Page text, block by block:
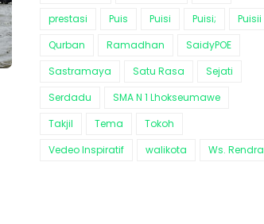
prestasi
Puis Puisi Puisi;
Puisii
Qurban
Ramadhan
SaidyPOE
Sastramaya
Satu Rasa
Sejati
Serdadu
SMA N 1 Lhokseumawe
Takjil
Tema
Tokoh
Vedeo Inspiratif
walikota Ws. Rendra